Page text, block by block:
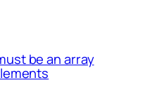
be an array